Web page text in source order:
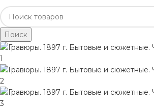
Поиск